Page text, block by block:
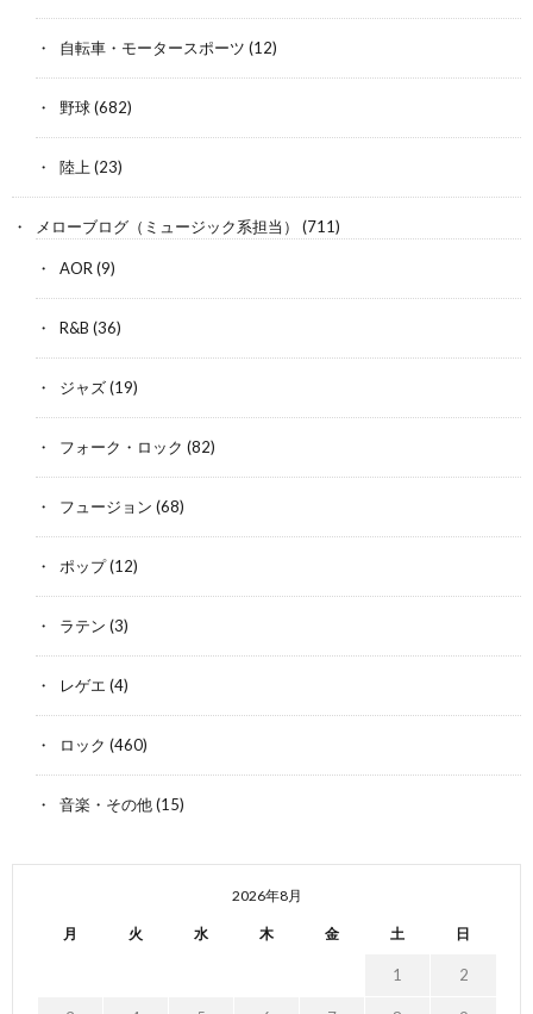
自転車・モータースポーツ (12)
野球(682)
陸上(23)
メローブログ（ミュージック系担当） (711)
AOR(9)
R&B (36)
ジャズ(19)
フォーク・ロック (82)
フュージョン (68)
ポップ(12)
ラテン (3)
レゲエ (4)
ロック (460)
音楽・その他(15)
2026年8月
月 火 水 木 金 土 日
1 2